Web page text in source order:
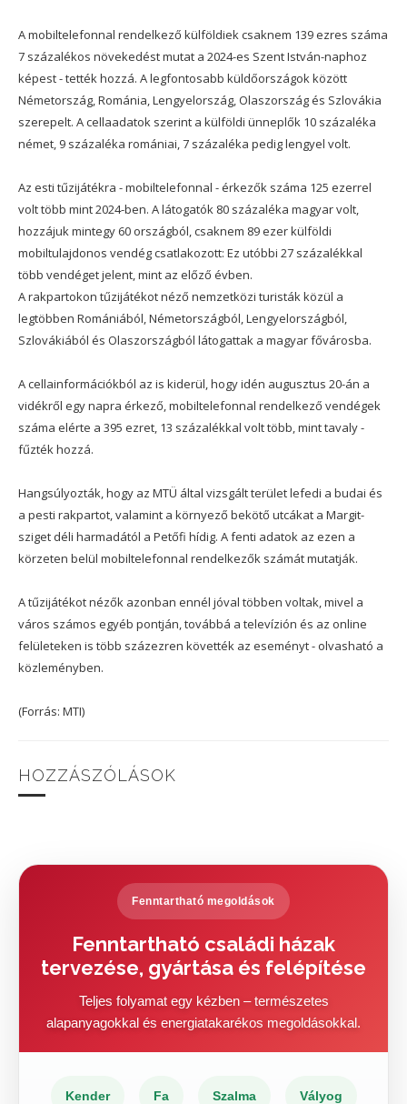
A mobiltelefonnal rendelkező külföldiek csaknem 139 ezres száma
7 százalékos növekedést mutat a 2024-es Szent István-naphoz
képest - tették hozzá. A legfontosabb küldőországok között
Németország, Románia, Lengyelország, Olaszország és Szlovákia
szerepelt. A cellaadatok szerint a külföldi ünneplők 10 százaléka
német, 9 százaléka romániai, 7 százaléka pedig lengyel volt.
Az esti tűzijátékra - mobiltelefonnal - érkezők száma 125 ezerrel
volt több mint 2024-ben. A látogatók 80 százaléka magyar volt,
hozzájuk mintegy 60 országból, csaknem 89 ezer külföldi
mobiltulajdonos vendég csatlakozott: Ez utóbbi 27 százalékkal
több vendéget jelent, mint az előző évben.
A rakpartokon tűzijátékot néző nemzetközi turisták közül a
legtöbben Romániából, Németországból, Lengyelországból,
Szlovákiából és Olaszországból látogattak a magyar fővárosba.
A cellainformációkból az is kiderül, hogy idén augusztus 20-án a
vidékről egy napra érkező, mobiltelefonnal rendelkező vendégek
száma elérte a 395 ezret, 13 százalékkal volt több, mint tavaly -
fűzték hozzá.
Hangsúlyozták, hogy az MTÜ által vizsgált terület lefedi a budai és
a pesti rakpartot, valamint a környező bekötő utcákat a Margit-
sziget déli harmadától a Petőfi hídig. A fenti adatok az ezen a
körzeten belül mobiltelefonnal rendelkezők számát mutatják.
A tűzijátékot nézők azonban ennél jóval többen voltak, mivel a
város számos egyéb pontján, továbbá a televízión és az online
felületeken is több százezren követték az eseményt - olvasható a
közleményben.
(Forrás: MTI)
HOZZÁSZÓLÁSOK
Fenntartható megoldások
Fenntartható családi házak
tervezése, gyártása és felépítése
Teljes folyamat egy kézben – természetes
alapanyagokkal és energiatakarékos megoldásokkal.
Kender Fa Szalma Vályog